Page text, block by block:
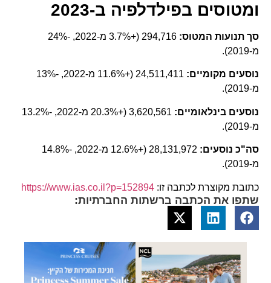
ומטוסים בפילדלפיה ב-2023
סך תנועות המטוס:
294,716 (+3.7% מ-2022, -24%
מ-2019).
נוסעים מקומיים:
24,511,411 (+11.6% מ-2022, -13%
מ-2019).
נוסעים בינלאומיים:
3,620,561 (+20.3% מ-2022, -13.2%
מ-2019).
סה"כ נוסעים:
28,131,972 (+12.6% מ-2022, -14.8%
מ-2019).
כתובת מקוצרת לכתבה זו: https://www.ias.co.il?p=152894
שתפו את הכתבה ברשתות החברתיות: